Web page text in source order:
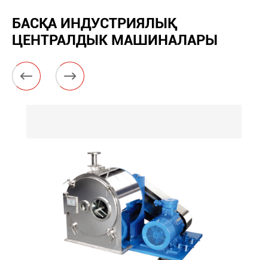
БАСҚА ИНДУСТРИЯЛЫҚ
ЦЕНТРАЛДЫК МАШИНАЛАРЫ
 